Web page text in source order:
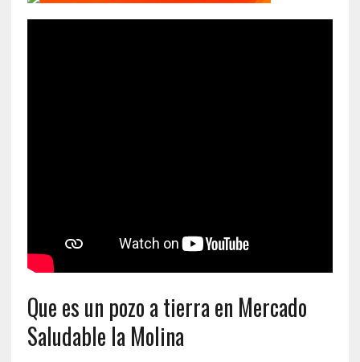
Que es un pozo a tierra en Mercado
Saludable la Molina